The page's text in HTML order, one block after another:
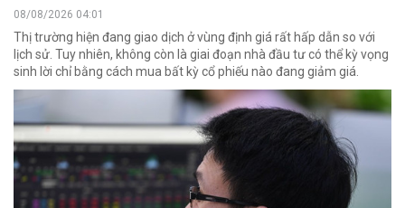
08/08/2026 04:01
Thị trường hiện đang giao dịch ở vùng định giá rất hấp dẫn so với
lịch sử. Tuy nhiên, không còn là giai đoạn nhà đầu tư có thể kỳ vọng
sinh lời chỉ bằng cách mua bất kỳ cổ phiếu nào đang giảm giá.